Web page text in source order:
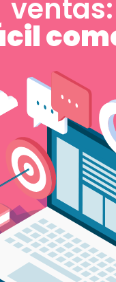
ventas: